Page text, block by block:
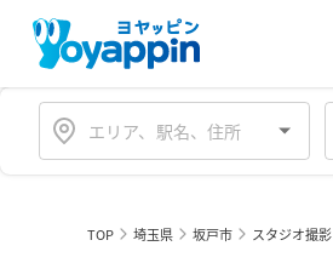
TOP 埼玉県 坂戸市 スタジオ撮影